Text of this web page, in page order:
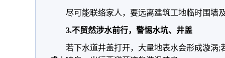
尽可能联络家人，要远离建筑工地临时围墙
3.不贸然涉水前行，警惕水坑、井盖
若下水道井盖打开，大量地表水会形成漩涡;